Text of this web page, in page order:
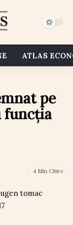
ATLAS
pe
funcția
4 Min Citire